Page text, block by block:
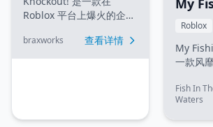
制自己的游戏体验。
Roblox 平台上爆火的企鹅
极其湿滑的冰面上展开对
决，目标是利用冲刺和碰
braxworks 查看详情
搞钓
Roblox
My
一款风
玩家可
集各种"
Fish In
Waters